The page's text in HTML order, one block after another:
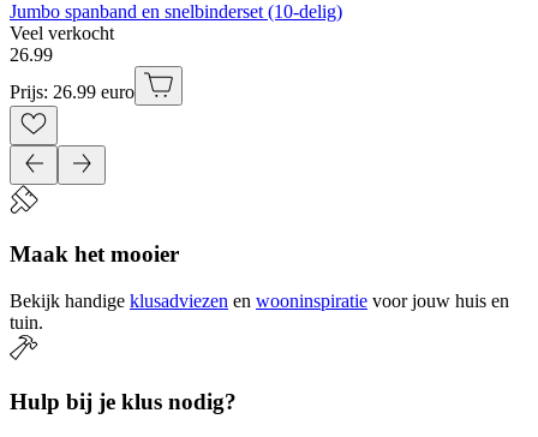
Jumbo spanband en snelbinderset (10-delig)
Veel verkocht
26.99
Prijs: 26.99 euro
Maak het mooier
Bekijk handige klusadviezen en wooninspiratie voor jouw huis en
tuin.
Hulp bij je klus nodig?